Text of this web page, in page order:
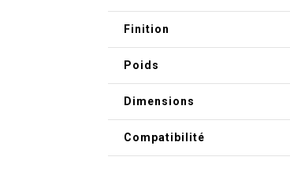
Finition
Poids
Dimensions
Compatibilité